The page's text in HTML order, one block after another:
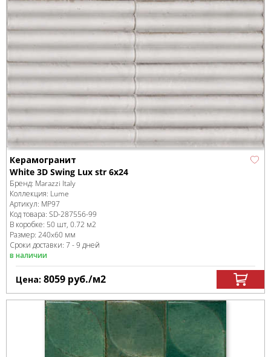
Керамогранит
White 3D Swing Lux str 6x24
Бренд: Marazzi Italy
Коллекция: Lume
Артикул: MP97
Код товара: SD-287556-99
В коробке: 50 шт, 0.72 м2
Размер: 240x60 мм
Сроки доставки: 7 - 9 дней
в наличии
Цена: 8059 руб./м2